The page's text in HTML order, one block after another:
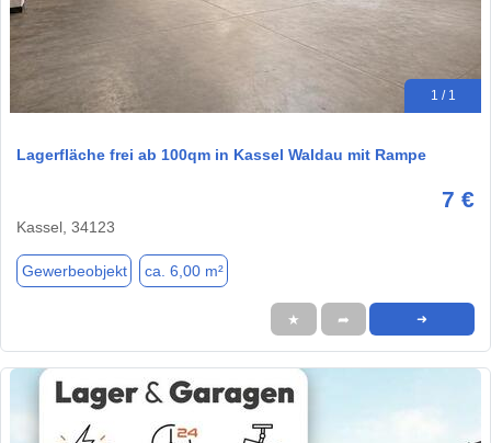
1 / 1
Lagerfläche frei ab 100qm in Kassel Waldau mit Rampe
7 €
Kassel, 34123
Gewerbeobjekt ca. 6,00 m²
★ ➦ ➜